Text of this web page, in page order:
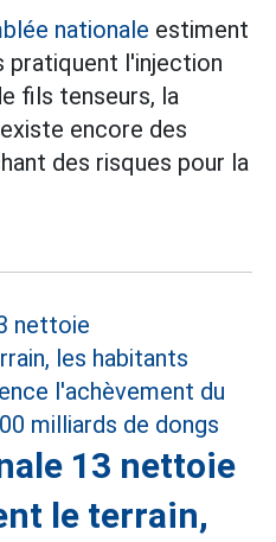
nationale estiment
pratiquent l'injection
fils tenseurs, la
encore des
des risques pour la
13 nettoie
le terrain,